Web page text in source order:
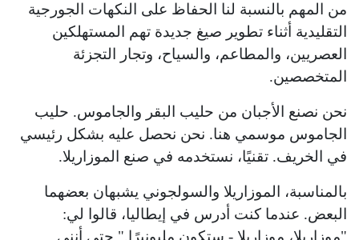
من المهم بالنسبة لنا الحفاظ على النكهات الجورجية
التقليدية أثناء تطوير صيغ جديدة تهم المستهلكين
العصريين، والمطاعم، والسياح، وتجار التجزئة
المتخصصين.
نحن نصنع الأجبان من حليب البقر والجاموس. حليب
الجاموس موسمي هنا. نحن نحصل عليه بشكل رئيسي
في الخريف. تقنيًا، نستخدمه في صنع الموزاريلا.
بالمناسبة، الموزاريلا والسولجوني يشبهان بعضهما
البعض. عندما كنت أدرس في إيطاليا، قالوا لي:
"موزاريلا، موزاريلا - ستكون مليونيرًا." حتى أنني